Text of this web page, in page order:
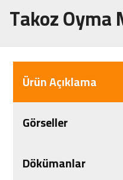
Takoz Oyma
Ürün Açıklama
Görseller
Dökümanlar